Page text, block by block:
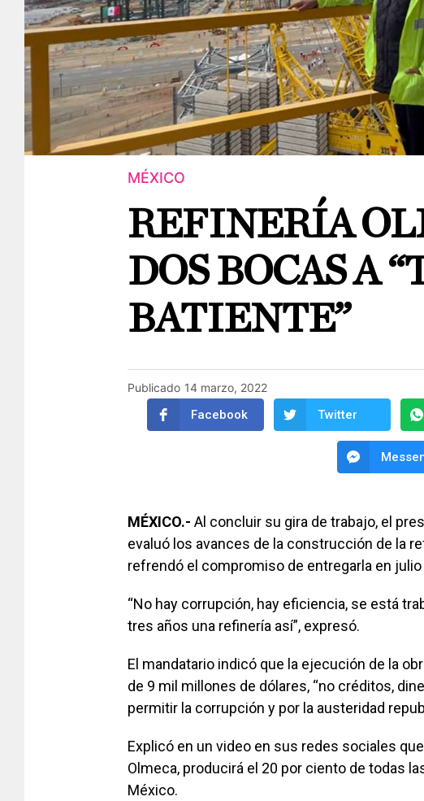
MÉXICO
REFINERÍA
DOS BOCAS A
BATIENTE”
Publicado 14 marzo, 2022
Facebook Twitter
MÉXICO.- Al concluir su gira de trabajo, el
evaluó los avances de la construcción de la
refrendó el compromiso de entregarla en julio
“No hay corrupción, hay eficiencia, se está
tres años una refinería así”, expresó.
El mandatario indicó que la ejecución de la
de 9 mil millones de dólares, “no créditos,
permitir la corrupción y por la austeridad
Explicó en un video en sus redes sociales
Olmeca, producirá el 20 por ciento de todas
México.